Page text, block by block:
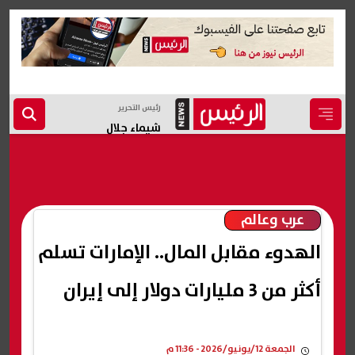
رئيس التحرير
شيماء جلال
عرب وعالم
الهدوء مقابل المال.. الإمارات تسلم
أكثر من 3 مليارات دولار إلى إيران
الجمعة 12/يونيو/2026 - 11:36 م